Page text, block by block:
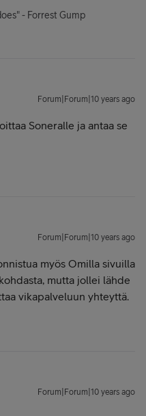
- Forrest Gump
Forum|Forum|10 years ago
Soneralle ja antaa se
Forum|Forum|10 years ago
myös Omilla sivuilla
mutta jollei lähde
vikapalveluun yhteyttä.
Forum|Forum|10 years ago